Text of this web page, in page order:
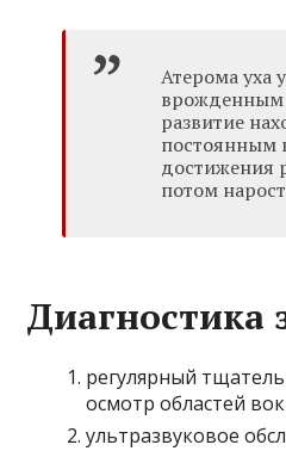
Атерома уха
врожденным
развитие
постоянным
достижения
потом
Диагностика
регулярный
осмотр областей
ультразвуковое